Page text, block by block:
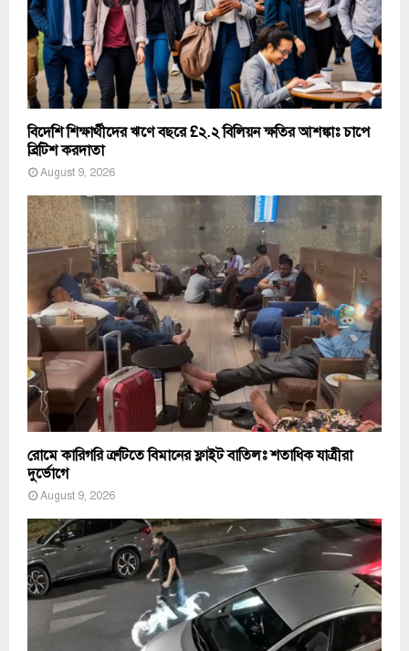
বিদেশি শিক্ষার্থীদের ঋণে বছরে £২.২ বিলিয়ন ক্ষতির আশঙ্কাঃ চাপে
ব্রিটিশ করদাতা
August 9, 2026
রোমে কারিগরি ত্রুটিতে বিমানের ফ্লাইট বাতিলঃ শতাধিক যাত্রীরা
দুর্ভোগে
August 9, 2026